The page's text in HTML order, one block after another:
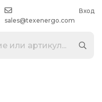
sales@texenergo.com
Вход